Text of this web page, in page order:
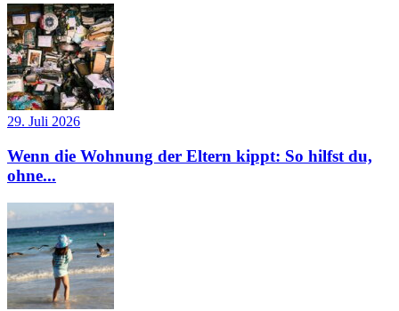
29. Juli 2026
Wenn die Wohnung der Eltern kippt: So hilfst du,
ohne...